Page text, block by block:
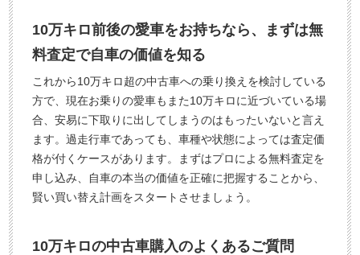
10万キロ前後の愛車をお持ちなら、まずは無
料査定で自車の価値を知る
これから10万キロ超の中古車への乗り換えを検討している
方で、現在お乗りの愛車もまた10万キロに近づいている場
合、安易に下取りに出してしまうのはもったいないと言え
ます。過走行車であっても、車種や状態によっては査定価
格が付くケースがあります。まずはプロによる無料査定を
申し込み、自車の本当の価値を正確に把握することから、
賢い買い替え計画をスタートさせましょう。
10万キロの中古車購入のよくあるご質問